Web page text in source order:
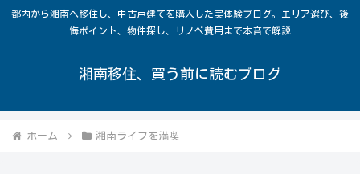
都内から湘南へ移住し、中古戸建てを購入した実体験ブログ。エリア選び、後
悔ポイント、物件探し、リノベ費用まで本音で解説
湘南移住、買う前に読むブログ
ホーム 湘南ライフを満喫